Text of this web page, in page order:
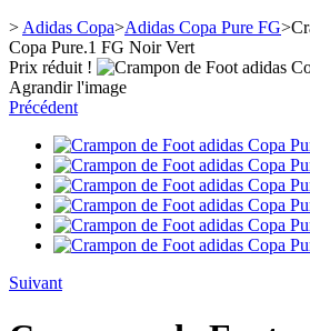
> Adidas Copa>Adidas Copa Pure FG>
Copa Pure.1 FG Noir Vert
Prix réduit !
Agrandir l'image
Précédent
Suivant